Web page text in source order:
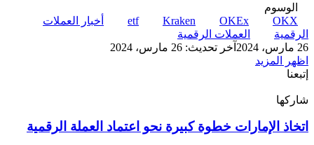
الوسوم
etf
Kraken OKEx OKX
أخبار العملات
الرقمية
العملات الرقمية
26 مارس، 2024
آخر تحديث: 26 مارس، 2024
اظهر المزيد
إتبعنا
شاركها
اتخاذ
اتخاذ الإمارات خطوة كبيرة نحو اعتماد العملة الرقمية